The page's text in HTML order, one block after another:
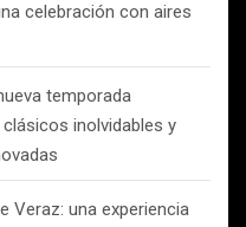
celebración con aires
temporada
inolvidables y
Veraz: una experiencia